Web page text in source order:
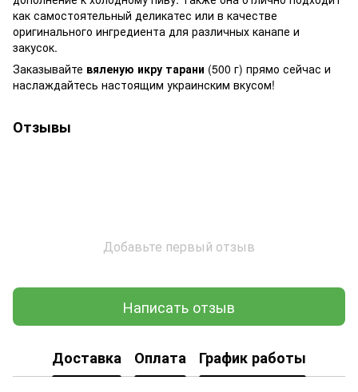
как самостоятельный деликатес или в качестве
оригинального ингредиента для различных канапе и
закусок.
Заказывайте вяленую икру тарани (500 г) прямо сейчас и
наслаждайтесь настоящим украинским вкусом!
Отзывы
Добавьте первый отзыв
Написать отзыв
Доставка Оплата График работы